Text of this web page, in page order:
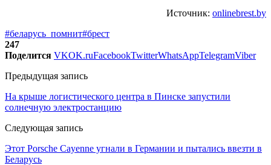
Источник: onlinebrest.by
#беларусь_помнит#брест
247
Поделится VKOK.ruFacebookTwitterWhatsAppTelegramViber
Предыдущая запись
На крыше логистического центра в Пинске запустили
солнечную электростанцию
Следующая запись
Этот Porsche Cayenne угнали в Германии и пытались ввезти в
Беларусь